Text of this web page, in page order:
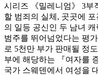
시리즈 《밀레니엄》 3부
할 범죄의 실체, 곳곳에
의 일등 공신인 두 남녀
범주를 뛰어넘었다는 평
로 5천만 부가 판매될 정
부에 해당하는 『여자를
국가 스웨덴에서 여성을